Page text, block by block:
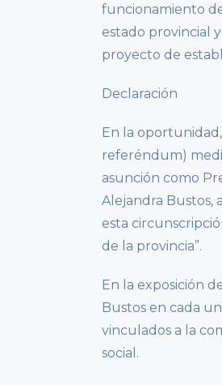
funcionamiento
estado provincial
proyecto de
Declaración
En la
referéndum)
asunción como
Alejandra Bustos,
esta
de la provincia”.
En la exposición
Bustos en cada
vinculados a la
social.